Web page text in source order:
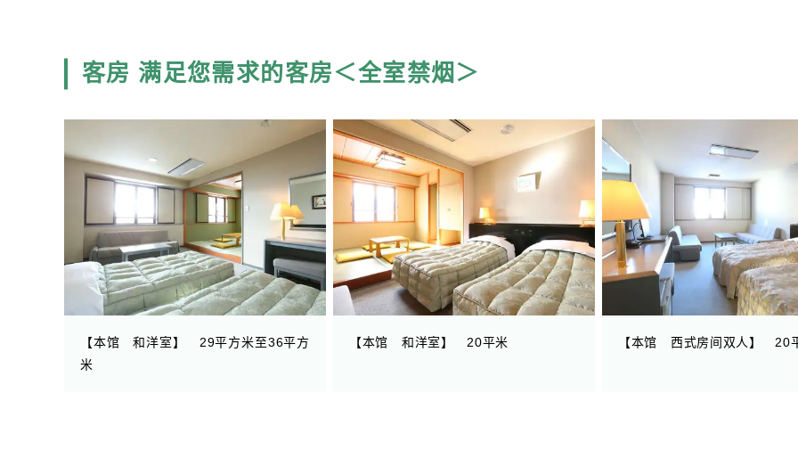
客房 满足您需求的客房＜全室禁烟＞
【本馆 和洋室】 29平方米至36平方
米
【本馆 和洋室】 20平米 【本馆 西式房间双人】 20